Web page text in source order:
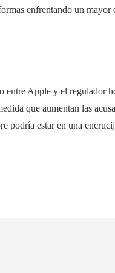
enfrentando un
entre Apple y el regulador
que aumentan las
podría estar en una